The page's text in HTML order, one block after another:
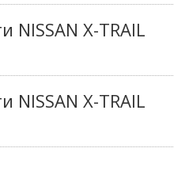
NISSAN X-TRAIL
NISSAN X-TRAIL